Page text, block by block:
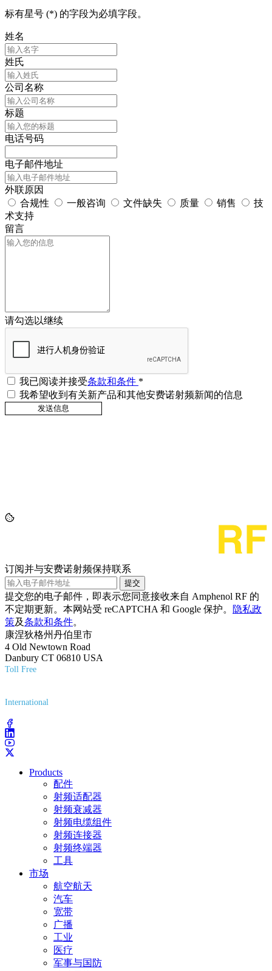
标有星号 (*) 的字段为必填字段。
姓名
姓氏
公司名称
标题
电话号码
电子邮件地址
外联原因
合规性
一般咨询 文件缺失 质量 销售
技
术支持
留言
请勾选以继续
我已阅读并接受条款和条件 *
我希望收到有关新产品和其他安费诺射频新闻的信息
订阅并与安费诺射频保持联系
提交
提交您的电子邮件，即表示您同意接收来自 Amphenol RF 的
不定期更新。本网站受 reCAPTCHA 和 Google 保护。
隐私政
策及条款和条件。
康涅狄格州丹伯里市
4 Old Newtown Road
Danbury CT 06810 USA
Toll Free
International
Products
配件
射频适配器
射频衰减器
射频电缆组件
射频连接器
射频终端器
工具
市场
航空航天
汽车
宽带
广播
工业
医疗
军事与国防